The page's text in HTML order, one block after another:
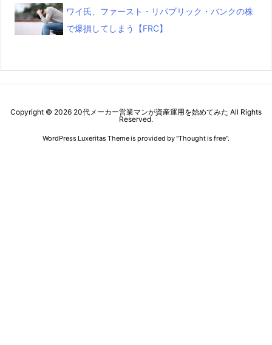
ワイ氏、ファースト・リパブリック・バンクの株
で爆損してしまう【FRC】
Copyright © 2026 20代メーカー営業マンが資産運用を始めてみた All Rights
Reserved.
WordPress Luxeritas Theme is provided by "Thought is free".